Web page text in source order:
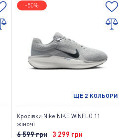
-50%
ЩЕ 2 КОЛЬОРИ
Кросівки Nike NIKE WINFLO 11
жіночі
6 599 грн 3 299 грн